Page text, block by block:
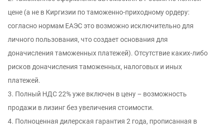
цене (а не в Киргизии по таможенно-приходному ордеру:
согласно нормам ЕАЭС это возможно исключительно для
личного пользования, что создает основания для
доначисления таможенных платежей). Отсутствие каких-либо
рисков доначисления таможенных, налоговых и иных
платежей.
3. Полный НДС 22% уже включен в цену – возможность
продажи в лизинг без увеличения стоимости.
4. Полноценная дилерская гарантия 2 года, прописанная в